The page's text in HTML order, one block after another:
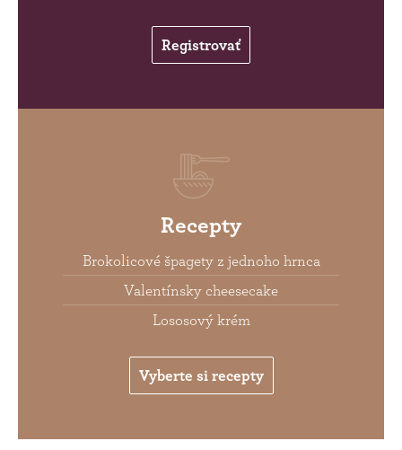
Registrovať
Recepty
Brokolicové špagety z jednoho hrnca
Valentínsky cheesecake
Lososový krém
Vyberte si recepty